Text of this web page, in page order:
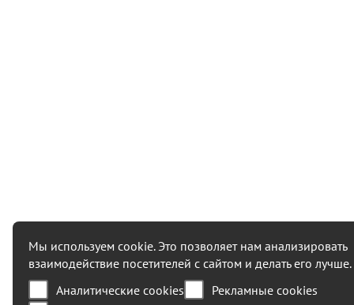
Мы используем cookie. Это позволяет нам анализировать
взаимодействие посетителей с сайтом и делать его лучше.
Аналитические cookies
Рекламные cookies